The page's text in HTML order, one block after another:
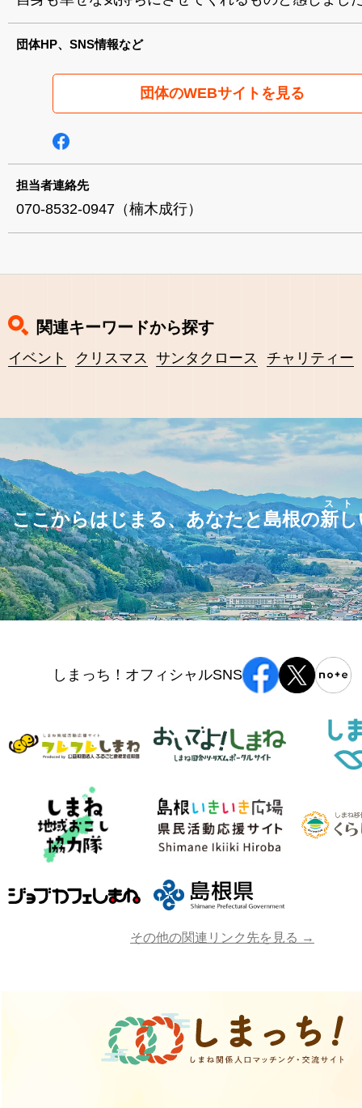
団体HP、SNS情報など
団体のWEBサイトを見る
担当者連絡先
070-8532-0947（楠木成行）
関連キーワードから探す
イベント クリスマス サンタクロース チャリティー
ここからはじまる、あなたと島根の新し
スト
しまっち！オフィシャルSNS
その他の関連リンク先を見る →